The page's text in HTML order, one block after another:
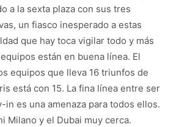
a la sexta plaza con sus tres
un fiasco inesperado a estas
que hay toca vigilar todo y más
están en buena línea. El
equipos que lleva 16 triunfos de
está con 15. La fina línea entre ser
in es una amenaza para todos ellos.
Milano y el Dubai muy cerca.